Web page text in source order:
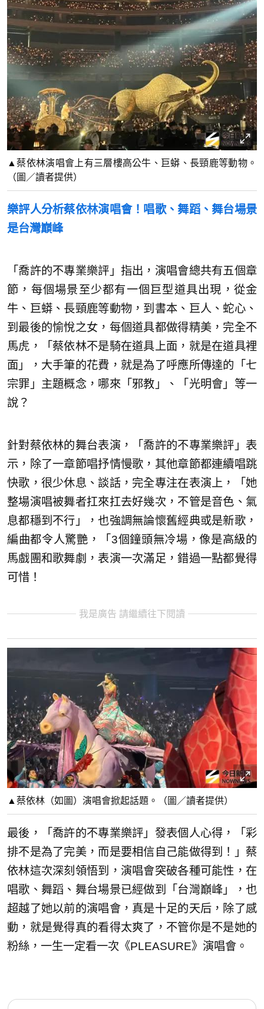
▲蔡依林演唱會上有三層樓高公牛、巨蟒、長頸鹿等動物。
（圖／讀者提供）
樂評人分析蔡依林演唱會！唱歌、舞蹈、舞台場景
是台灣巔峰
「喬許的不專業樂評」指出，演唱會總共有五個章
節，每個場景至少都有一個巨型道具出現，從金
牛、巨蟒、長頸鹿等動物，到書本、巨人、蛇心、
到最後的愉悅之女，每個道具都做得精美，完全不
馬虎，「蔡依林不是騎在道具上面，就是在道具裡
面」，大手筆的花費，就是為了呼應所傳達的「七
宗罪」主題概念，哪來「邪教」、「光明會」等一
說？
針對蔡依林的舞台表演，「喬許的不專業樂評」表
示，除了一章節唱抒情慢歌，其他章節都連續唱跳
快歌，很少休息、談話，完全專注在表演上，「她
整場演唱被舞者扛來扛去好幾次，不管是音色、氣
息都穩到不行」，也強調無論懷舊經典或是新歌，
編曲都令人驚艷，「3個鐘頭無冷場，像是高級的
馬戲團和歌舞劇，表演一次滿足，錯過一點都覺得
可惜！
我是廣告 請繼續往下閱讀
▲蔡依林（如圖）演唱會掀起話題。（圖／讀者提供）
最後，「喬許的不專業樂評」發表個人心得，「彩
排不是為了完美，而是要相信自己能做得到！」蔡
依林這次深刻領悟到，演唱會突破各種可能性，在
唱歌、舞蹈、舞台場景已經做到「台灣巔峰」，也
超越了她以前的演唱會，真是十足的天后，除了感
動，就是覺得真的看得太爽了，不管你是不是她的
粉絲，一生一定看一次《PLEASURE》演唱會。